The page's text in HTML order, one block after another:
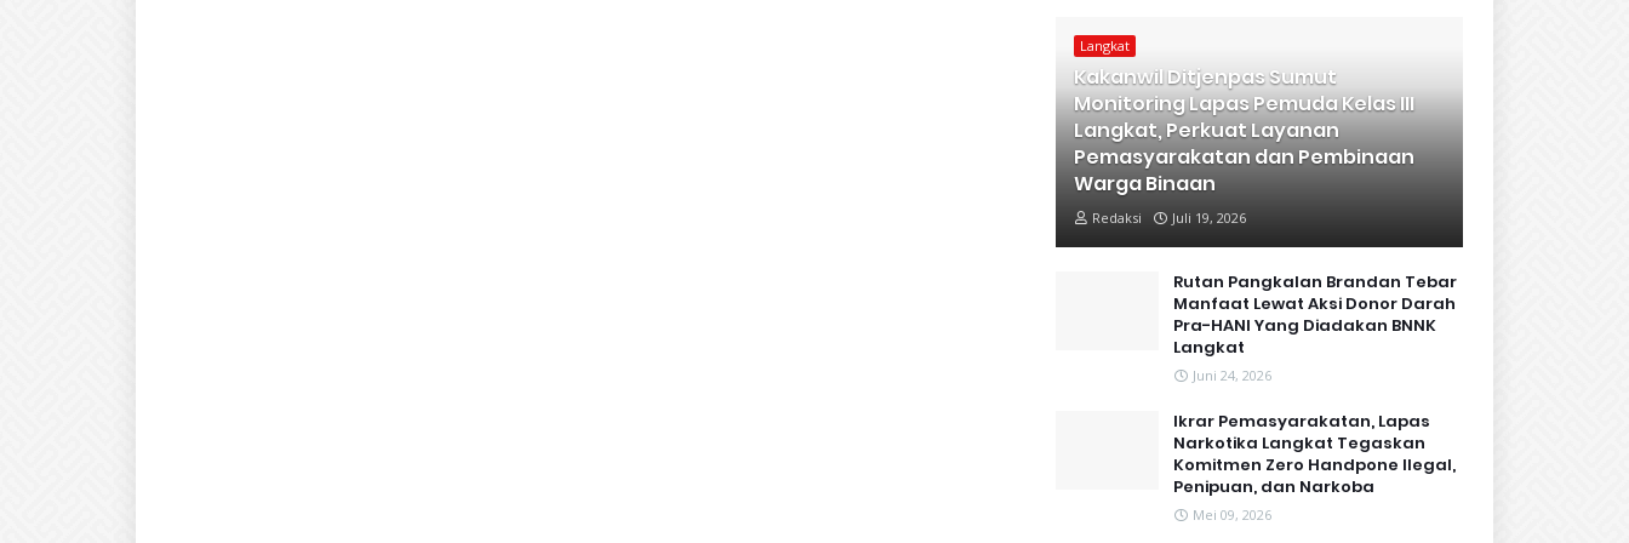
Langkat
Kakanwil Ditjenpas Sumut
Monitoring Lapas Pemuda Kelas III
Langkat, Perkuat Layanan
Pemasyarakatan dan Pembinaan
Warga Binaan
Redaksi Juli 19, 2026
Rutan Pangkalan Brandan Tebar
Manfaat Lewat Aksi Donor Darah
Pra-HANI Yang Diadakan BNNK
Langkat
Juni 24, 2026
Ikrar Pemasyarakatan, Lapas
Narkotika Langkat Tegaskan
Komitmen Zero Handpone llegal,
Penipuan, dan Narkoba
Mei 09, 2026